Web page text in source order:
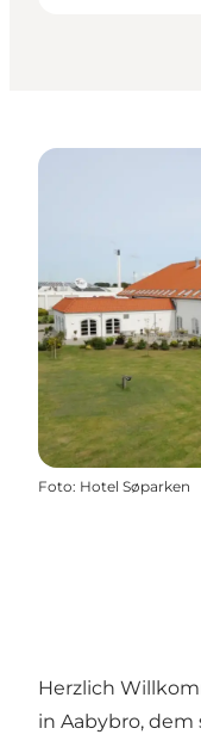
Foto: Hotel Søparken
Herzlich
in Aabybro,